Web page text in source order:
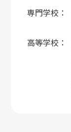
専門学校：
高等学校：